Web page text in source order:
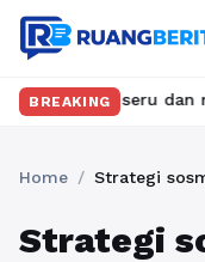
BREAKING
kelas seru dan
Home / Strategi
Strategi